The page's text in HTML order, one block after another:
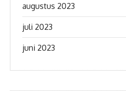
augustus 2023
juli 2023
juni 2023